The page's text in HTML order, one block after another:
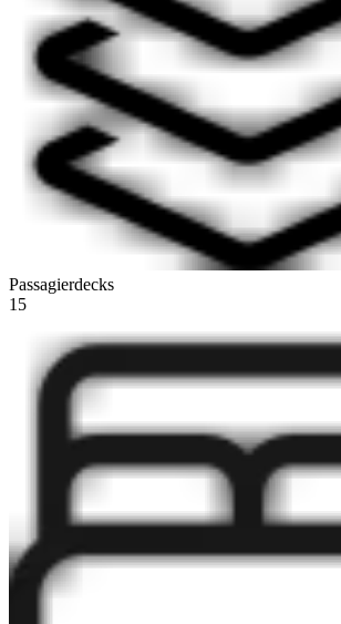
Passagierdecks
15